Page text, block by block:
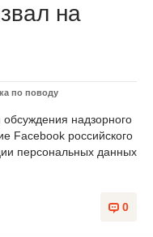
на
по поводу
надзорного
Facebook российского
персональных данных
0